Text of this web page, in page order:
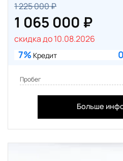
1 225 000 ₽
1 065 000 ₽
скидка до 10.08.2026
7% Кредит
Пробег
Больше